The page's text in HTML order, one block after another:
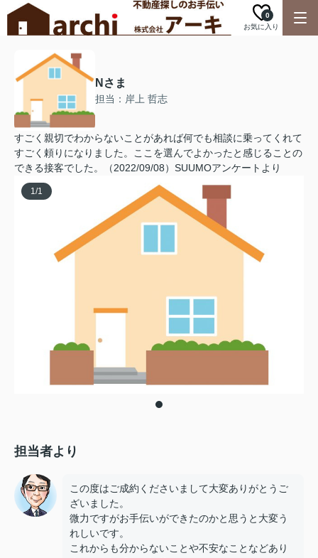
お気に入り
0
Nさま
担当：岸上 哲志
すごく親切でわからないことがあれば何でも相談に乗ってくれて
すごく頼りになりました。ここを選んでよかったと感じることの
できる接客でした。（2022/09/08）SUUMOアンケートより
1/1
担当者より
この度はご成約くださいまして大変ありがとうご
ざいました。
微力ですがお手伝いができたのかと思うと大変う
れしいです。
これからも分からないことや不安なことなどあり